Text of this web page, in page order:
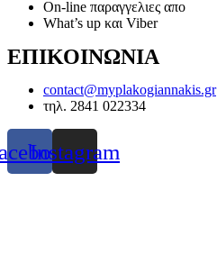
On-line παραγγελιες απο
What’s up και Viber
ΕΠΙΚΟΙΝΩΝΙΑ
contact@myplakogiannakis.gr
τηλ. 2841 022334
Instagram